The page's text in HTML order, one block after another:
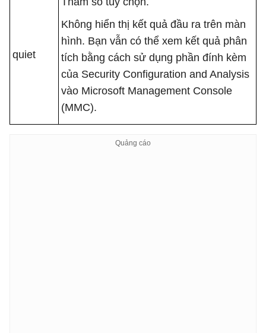
quiet
Không hiển thị kết quả đầu ra trên màn
hình. Bạn vẫn có thể xem kết quả phân
tích bằng cách sử dụng phần đính kèm
của Security Configuration and Analysis
vào Microsoft Management Console
(MMC).